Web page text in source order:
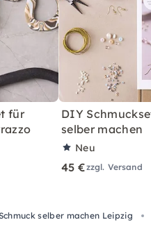
für
DIY
selber machen
Neu
45 €zzgl. Versand
selber machen Leipzig